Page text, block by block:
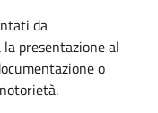
da
presentazione al
o